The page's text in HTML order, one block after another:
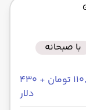
با صبحانه
۱۱۰٬۰۰۰٬۰۰۰ تومان + ۴۳۰
دلار